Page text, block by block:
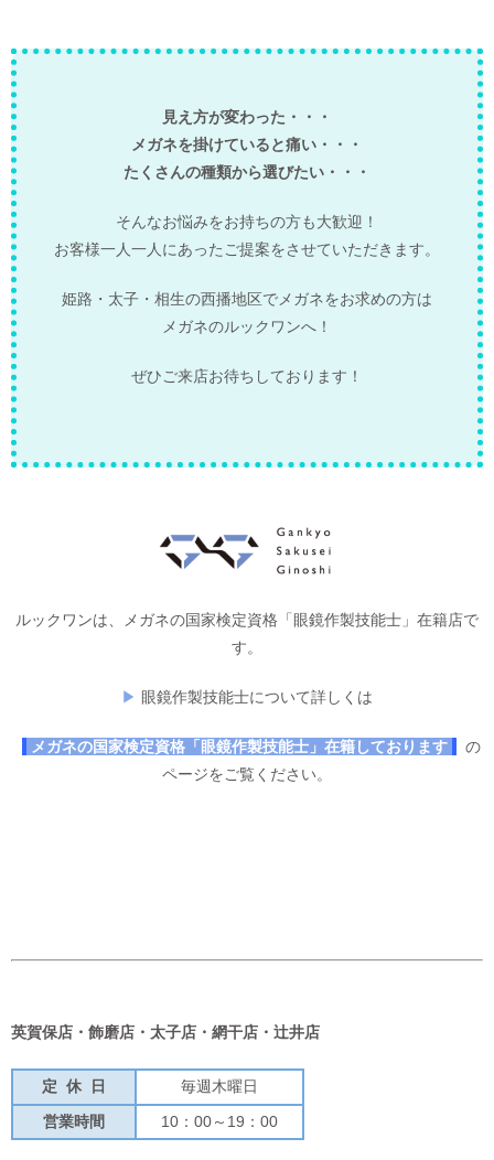
見え方が変わった・・・
メガネを掛けていると痛い・・・
たくさんの種類から選びたい・・・
そんなお悩みをお持ちの方も大歓迎！
お客様一人一人にあったご提案をさせていただきます。
姫路・太子・相生の西播地区でメガネをお求めの方は
メガネのルックワンへ！
ぜひご来店お待ちしております！
ルックワンは、メガネの国家検定資格「眼鏡作製技能士」在籍店で
す。
▶ 眼鏡作製技能士について詳しくは
メガネの国家検定資格「眼鏡作製技能士」在籍しております
の
ページをご覧ください。
英賀保店・飾磨店・太子店・網干店・辻井店
定 休 日
毎週木曜日
営業時間
10：00～19：00